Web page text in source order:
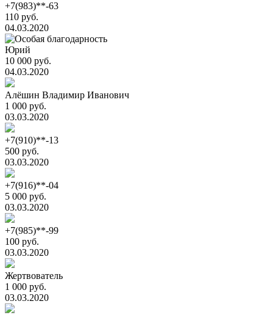
+7(983)**-63
110 руб.
04.03.2020
Юрий
10 000 руб.
04.03.2020
Алёшин Владимир Иванович
1 000 руб.
03.03.2020
+7(910)**-13
500 руб.
03.03.2020
+7(916)**-04
5 000 руб.
03.03.2020
+7(985)**-99
100 руб.
03.03.2020
Жертвователь
1 000 руб.
03.03.2020